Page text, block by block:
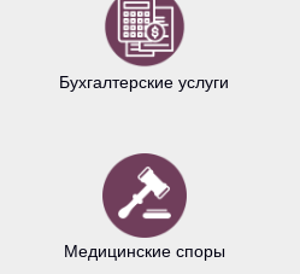
Бухгалтерские услуги
Медицинские споры